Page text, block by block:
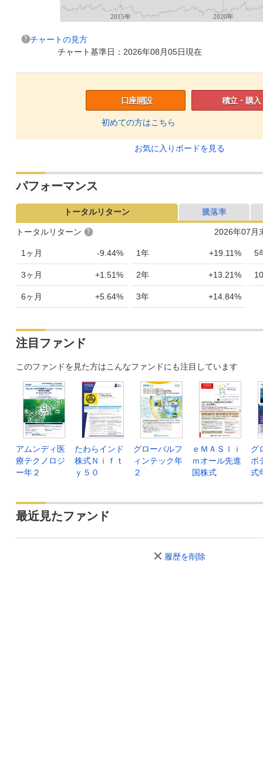
2015年 2020年
チャートの見方
チャート基準日：2026年08月05日現在
口座開設
初めての方はこちら
積立・購入
お気に入りボードを見る
パフォーマンス
トータルリターン 騰落率
2026年07月
トータルリターン
1ヶ月 -9.44%
3ヶ月 +1.51%
6ヶ月 +5.64%
1年 +19.11%
2年 +13.21%
3年 +14.84%
5
注目ファンド
このファンドを見た方はこんなファンドにも注目しています
アムンディ医
療テクノロジ
ー年２
たわらインド
株式Ｎｉｆｔ
ｙ５０
グローバルフ
ィンテック年
２
ｅＭＡＳｌｉ
ｍオール先進
国株式
グ
ボ
式
最近見たファンド
履歴を削除